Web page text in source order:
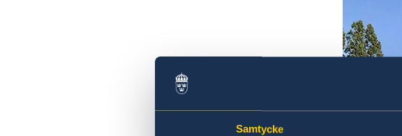
Samtycke